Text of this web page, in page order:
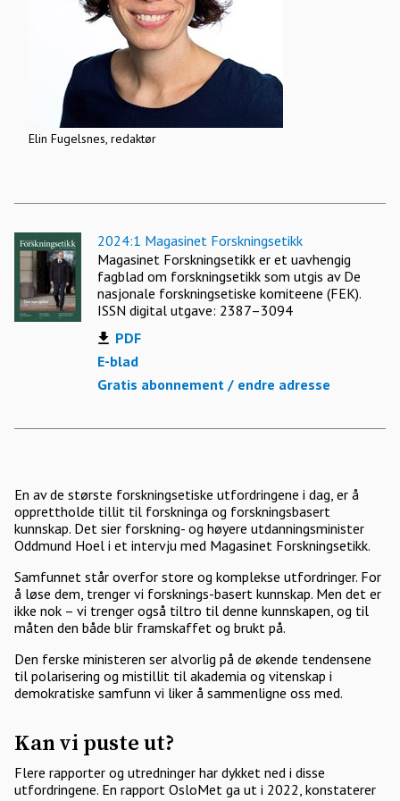
Elin Fugelsnes, redaktør
2024:1 Magasinet Forskningsetikk
Magasinet Forskningsetikk er et uavhengig
fagblad om forskningsetikk som utgis av De
nasjonale forskningsetiske komiteene (FEK).
ISSN digital utgave: 2387–3094
PDF
E-blad
Gratis abonnement / endre adresse
En av de største forskningsetiske utfordringene i dag, er å
opprettholde tillit til forskninga og forskningsbasert
kunnskap. Det sier forskning- og høyere utdanningsminister
Oddmund Hoel i et intervju med Magasinet Forskningsetikk.
Samfunnet står overfor store og komplekse utfordringer. For
å løse dem, trenger vi forsknings-basert kunnskap. Men det er
ikke nok – vi trenger også tiltro til denne kunnskapen, og til
måten den både blir framskaffet og brukt på.
Den ferske ministeren ser alvorlig på de økende tendensene
til polarisering og mistillit til akademia og vitenskap i
demokratiske samfunn vi liker å sammenligne oss med.
Kan vi puste ut?
Flere rapporter og utredninger har dykket ned i disse
utfordringene. En rapport OsloMet ga ut i 2022, konstaterer